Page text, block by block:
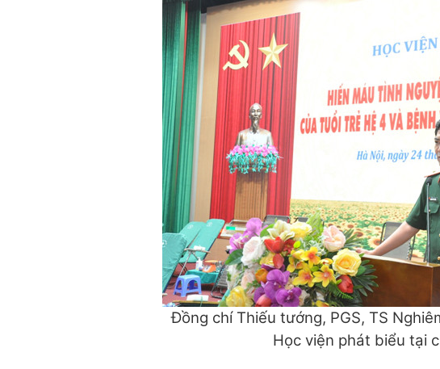
Đồng chí Thiếu tướng, PGS, TS
Học viện phát biểu tại